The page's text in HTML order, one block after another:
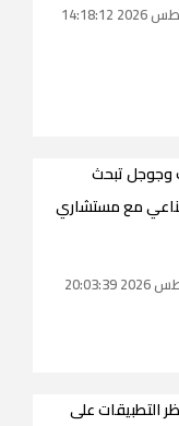
وجوجل تبحث
مع مستشاري
التطبيقات على